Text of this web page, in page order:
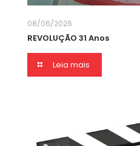
08/06/2026
REVOLUÇÃO 31 Anos
Leia mais